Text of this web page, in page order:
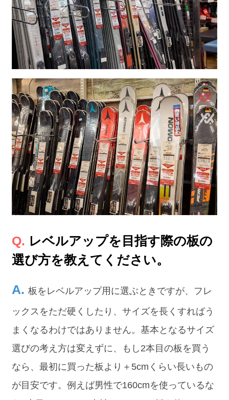
レベルアップを目指す際の板の
選び方を教えてください。
板をレベルアップ用に選ぶときですが、フレ
ックスをただ硬くしたり、サイズを長くすればう
まくなるわけではありません。基本となるサイズ
選びの考え方は変えずに、もし2本目の板を買う
なら、最初に買った板より＋5cmくらい長いもの
が目安です。例えば男性で160cmを使っているな